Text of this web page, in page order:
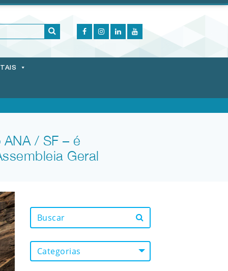
/ SF – é
Geral
Categorias